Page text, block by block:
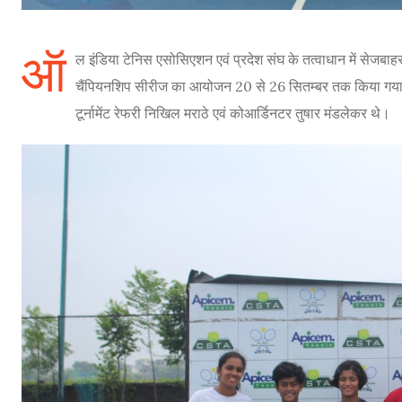
ऑ ल इंडिया टेनिस एसोसिएशन एवं प्रदेश संघ के तत्वाधान में
चैंपियनशिप सीरीज का आयोजन 20 से 26 सितम्बर तक किया
टूर्नामेंट रेफरी निखिल मराठे एवं कोआर्डिनटर तुषार मंडलेकर थे।